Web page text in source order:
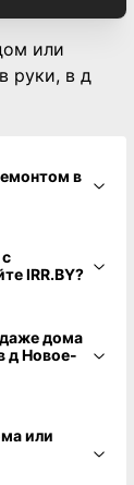
или
руки, в д
IRR.BY?
дома
или